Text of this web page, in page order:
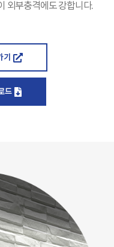
외부충격에도 강합니다.
드